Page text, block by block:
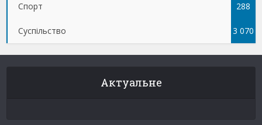
Спорт 288
Суспільство 3 070
Актуальне